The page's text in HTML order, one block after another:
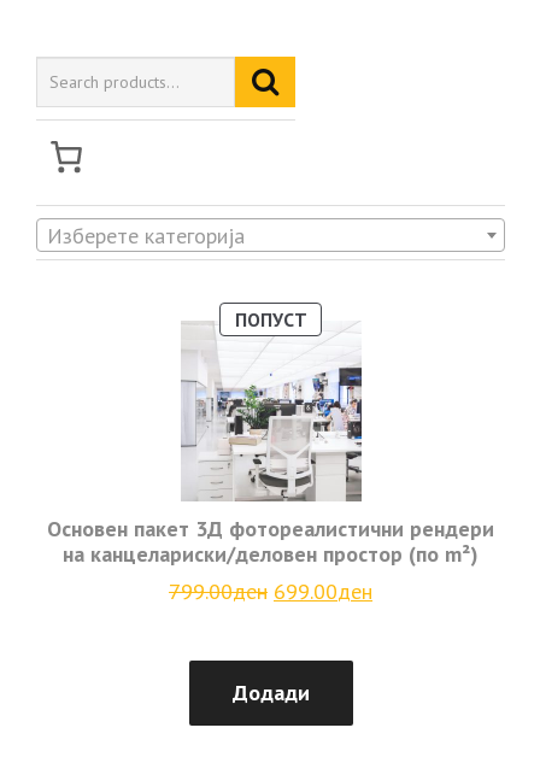
Изберете категорија
ПОПУСТПРОДУКТ
НА
ПОПУСТ
Основен пакет 3Д фотореалистични рендери
на канцелариски/деловен простор (по m²)
799.00ден Original
799.00ден.
699.00ден
Додади